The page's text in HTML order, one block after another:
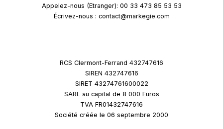
Appelez-nous (Etranger): 00 33 473 85 53 53
Écrivez-nous : contact@markegie.com
RCS Clermont-Ferrand 432747616
SIREN 432747616
SIRET 43274761600022
SARL au capital de 8 000 Euros
TVA FR01432747616
Société créée le 06 septembre 2000